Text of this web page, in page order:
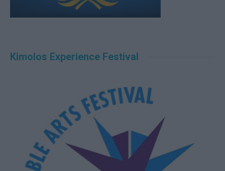
Kimolos Experience Festival